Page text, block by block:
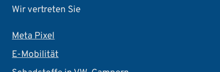
Wir vertreten Sie
Meta Pixel
E-Mobilität